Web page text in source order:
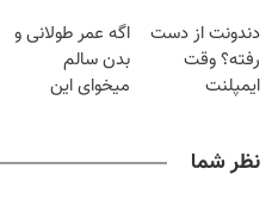
میلیون تومان!!!
دندونت از دست
رفته؟ وقت
ایمپلنت
اگه عمر طولانی و
بدن سالم
میخوای این
نظر شما